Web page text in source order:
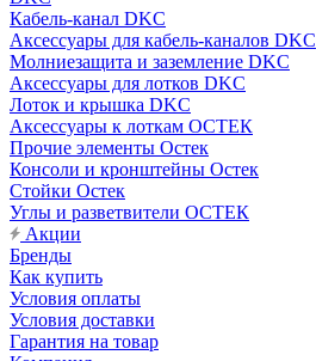
Кабель-канал DKC
Аксессуары для кабель-каналов DKC
Молниезащита и заземление DKC
Аксессуары для лотков DKC
Лоток и крышка DKC
Аксессуары к лоткам ОСТЕК
Прочие элементы Остек
Консоли и кронштейны Остек
Стойки Остек
Углы и разветвители ОСТЕК
Акции
Бренды
Как купить
Условия оплаты
Условия доставки
Гарантия на товар